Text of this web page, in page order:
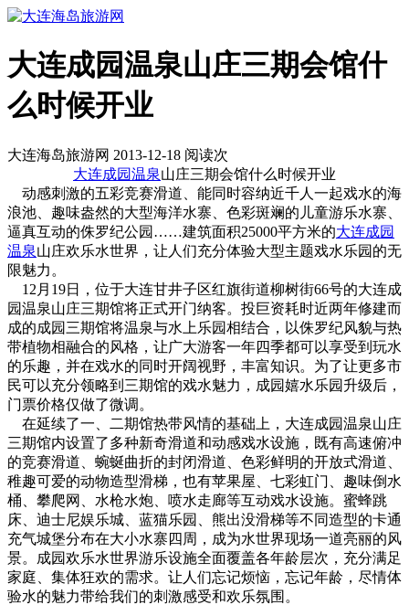
大连成园温泉山庄三期会馆什
么时候开业
大连海岛旅游网 2013-12-18 阅读次
大连成园温泉山庄三期会馆什么时候开业
动感刺激的五彩竞赛滑道、能同时容纳近千人一起戏水的海
浪池、趣味盎然的大型海洋水寨、色彩斑斓的儿童游乐水寨、
逼真互动的侏罗纪公园……建筑面积25000平方米的大连成园
温泉山庄欢乐水世界，让人们充分体验大型主题戏水乐园的无
限魅力。
12月19日，位于大连甘井子区红旗街道柳树街66号的大连成
园温泉山庄三期馆将正式开门纳客。投巨资耗时近两年修建而
成的成园三期馆将温泉与水上乐园相结合，以侏罗纪风貌与热
带植物相融合的风格，让广大游客一年四季都可以享受到玩水
的乐趣，并在戏水的同时开阔视野，丰富知识。为了让更多市
民可以充分领略到三期馆的戏水魅力，成园嬉水乐园升级后，
门票价格仅做了微调。
在延续了一、二期馆热带风情的基础上， 大连成园温泉山庄
三期馆内设置了多种新奇滑道和动感戏水设施，既有高速俯冲
的竞赛滑道、蜿蜒曲折的封闭滑道、色彩鲜明的开放式滑道、
稚趣可爱的动物造型滑梯，也有苹果屋、七彩虹门、趣味倒水
桶、攀爬网、水枪水炮、喷水走廊等互动戏水设施。蜜蜂跳
床、迪士尼娱乐城、蓝猫乐园、熊出没滑梯等不同造型的卡通
充气城堡分布在大小水寨四周，成为水世界现场一道亮丽的风
景。成园欢乐水世界游乐设施全面覆盖各年龄层次，充分满足
家庭、集体狂欢的需求。让人们忘记烦恼，忘记年龄，尽情体
验水的魅力带给我们的刺激感受和欢乐氛围。